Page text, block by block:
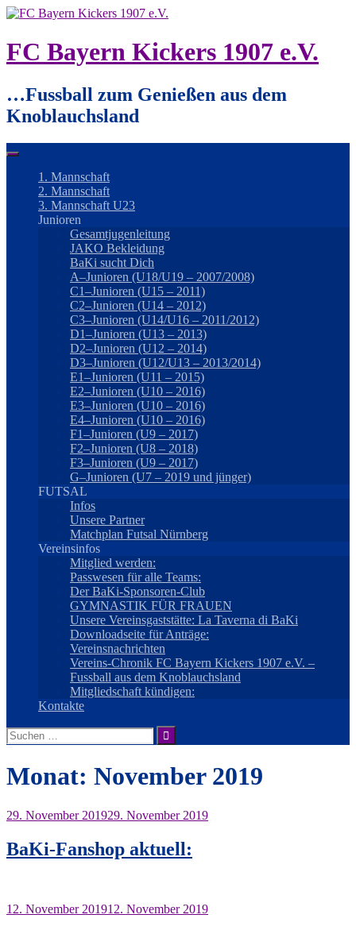
Springe
Inhalt
FC Bayern Kickers 1907 e.V.
…Fussball zum Genießen aus dem
Knoblauchsland
1. Mannschaft
2. Mannschaft
3. Mannschaft U23
Junioren
Gesamtjugenleitung
JAKO Bekleidung
BaKi sucht Dich
A–Junioren (U18/U19 – 2007/2008)
C1–Junioren (U15 – 2011)
C2–Junioren (U14 – 2012)
C3–Junioren (U14/U16 – 2011/2012)
D1–Junioren (U13 – 2013)
D2–Junioren (U12 – 2014)
D3–Junioren (U12/U13 – 2013/2014)
E1–Junioren (U11 – 2015)
E2–Junioren (U10 – 2016)
E3–Junioren (U10 – 2016)
E4–Junioren (U10 – 2016)
F1–Junioren (U9 – 2017)
F2–Junioren (U8 – 2018)
F3–Junioren (U9 – 2017)
G–Junioren (U7 – 2019 und jünger)
FUTSAL
Infos
Unsere Partner
Matchplan Futsal Nürnberg
Vereinsinfos
Mitglied werden:
Passwesen für alle Teams:
Der BaKi-Sponsoren-Club
GYMNASTIK FÜR FRAUEN
Unsere Vereinsgaststätte: La Taverna di BaKi
Downloadseite für Anträge:
Vereinsnachrichten
Vereins-Chronik FC Bayern Kickers 1907 e.V. –
Fussball aus dem Knoblauchsland
Mitgliedschaft kündigen:
Kontakte
Suche
nach:
Monat: November 2019
29. November 201929. November 2019
BaKi-Fanshop aktuell:
12. November 201912. November 2019